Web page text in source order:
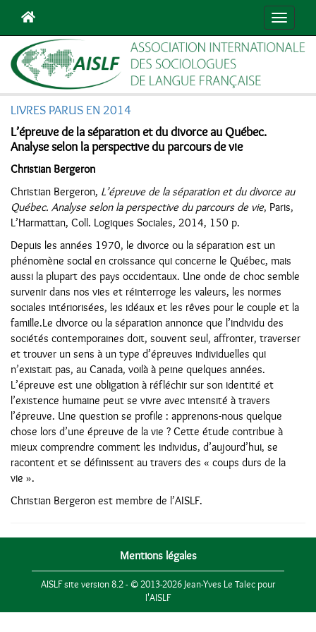
LIVRES PARUS EN 2014
L’épreuve de la séparation et du divorce au Québec.
Analyse selon la perspective du parcours de vie
Christian Bergeron
Christian Bergeron, L’épreuve de la séparation et du divorce au
Québec. Analyse selon la perspective du parcours de vie, Paris,
L’Harmattan, Coll. Logiques Sociales, 2014, 150 p.
Depuis les années 1970, le divorce ou la séparation est un
phénomène social en croissance qui concerne le Québec, mais
aussi la plupart des pays occidentaux. Une onde de choc semble
survenir dans nos vies et réinterroge les valeurs, les normes
sociales intériorisées, les idéaux et les rêves pour le couple et la
famille.Le divorce ou la séparation annonce que l’individu des
sociétés contemporaines doit, souvent seul, affronter, traverser
et trouver un sens à un type d’épreuves individuelles qui
n’existait pas, au Canada, voilà à peine quelques années.
L’épreuve est une obligation à réfléchir sur son identité et
l’existence humaine peut se vivre avec intensité à travers
l’épreuve. Une question se profile : apprenons-nous quelque
chose lors d’une épreuve de la vie ? Cette étude contribue à
mieux comprendre comment les individus, d’aujourd’hui, se
racontent et se définissent au travers des « coups durs de la
vie ».
Christian Bergeron est membre de l’AISLF.
Mentions légales
AISLF site version 8.2 - © 2013-2026 Jean-Yves Le Talec pour
l'AISLF